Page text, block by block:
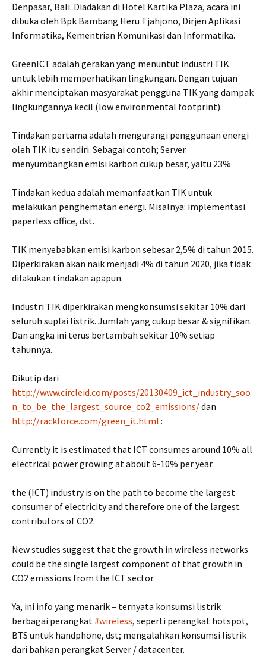
Denpasar, Bali. Diadakan di Hotel Kartika Plaza, acara ini
dibuka oleh Bpk Bambang Heru Tjahjono, Dirjen Aplikasi
Informatika, Kementrian Komunikasi dan Informatika.
GreenICT adalah gerakan yang menuntut industri TIK
untuk lebih memperhatikan lingkungan. Dengan tujuan
akhir menciptakan masyarakat pengguna TIK yang dampak
lingkungannya kecil (low environmental footprint).
Tindakan pertama adalah mengurangi penggunaan energi
oleh TIK itu sendiri. Sebagai contoh; Server
menyumbangkan emisi karbon cukup besar, yaitu 23%
Tindakan kedua adalah memanfaatkan TIK untuk
melakukan penghematan energi. Misalnya: implementasi
paperless office, dst.
TIK menyebabkan emisi karbon sebesar 2,5% di tahun 2015.
Diperkirakan akan naik menjadi 4% di tahun 2020, jika tidak
dilakukan tindakan apapun.
Industri TIK diperkirakan mengkonsumsi sekitar 10% dari
seluruh suplai listrik. Jumlah yang cukup besar & signifikan.
Dan angka ini terus bertambah sekitar 10% setiap
tahunnya.
Dikutip dari
http://www.circleid.com/posts/20130409_ict_industry_soo
n_to_be_the_largest_source_co2_emissions/dan
http://rackforce.com/green_it.html :
Currently it is estimated that ICT consumes around 10% all
electrical power growing at about 6-10% per year
the (ICT) industry is on the path to become the largest
consumer of electricity and therefore one of the largest
contributors of CO2.
New studies suggest that the growth in wireless networks
could be the single largest component of that growth in
CO2 emissions from the ICT sector.
Ya, ini info yang menarik – ternyata konsumsi listrik
berbagai perangkat#wireless, seperti perangkat hotspot,
BTS untuk handphone, dst; mengalahkan konsumsi listrik
dari bahkan perangkat Server / datacenter.